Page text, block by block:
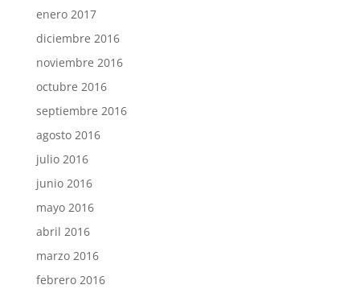
enero 2017
diciembre 2016
noviembre 2016
octubre 2016
septiembre 2016
agosto 2016
julio 2016
junio 2016
mayo 2016
abril 2016
marzo 2016
febrero 2016